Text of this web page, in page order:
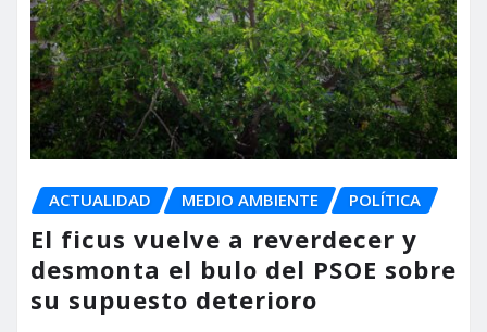
ACTUALIDAD MEDIO AMBIENTE POLÍTICA
El ficus vuelve a reverdecer y
desmonta el bulo del PSOE sobre
su supuesto deterioro